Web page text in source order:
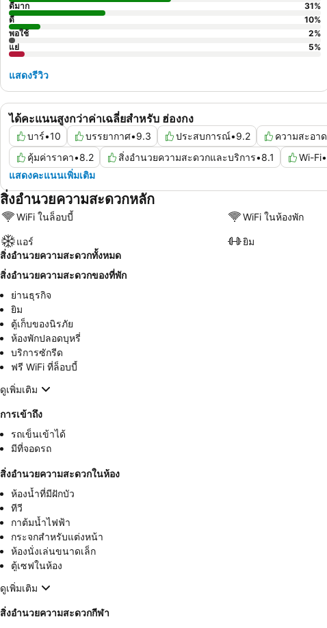
ได้คะแนนสูงกว่าค่าเฉลี่ยสำหรับ ฮ่องกง
บาร์•10 บรรยากาศ•9.3 ประสบการณ์•9.2 ความสะอาด
คุ้มค่าราคา•8.2 สิ่งอำนวยความสะดวกและบริการ•8.1 Wi-Fi•
แสดงคะแนนเพิ่มเติม
ดีมาก
31%
ดี
10%
พอใช้
2%
แย่
5%
แสดงรีวิว
สิ่งอำนวยความสะดวกหลัก
WiFi ในล็อบบี้ WiFi ในห้องพัก
แอร์
ยิม
สิ่งอำนวยความสะดวกทั้งหมด
สิ่งอำนวยความสะดวกของที่พัก
ย่านธุรกิจ
ยิม
ตู้เก็บของนิรภัย
ห้องพักปลอดบุหรี่
บริการซักรีด
ฟรี WiFi ที่ล็อบบี้
ดูเพิ่มเติม
การเข้าถึง
รถเข็นเข้าได้
มีที่จอดรถ
สิ่งอำนวยความสะดวกในห้อง
ห้องน้ำที่มีฝักบัว
ทีวี
กาต้มน้ำไฟฟ้า
กระจกสำหรับแต่งหน้า
ห้องนั่งเล่นขนาดเล็ก
ตู้เซฟในห้อง
ดูเพิ่มเติม
สิ่งอำนวยความสะดวกกีฬา